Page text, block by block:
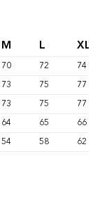
M L XL
70 72 74
73 75 77
73 75 77
64 65 66
54 58 62